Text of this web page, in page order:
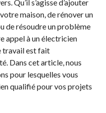
Qu’il s’agisse d’ajouter
maison, de rénover un
de résoudre un problème
appel à un électricien
travail est fait
Dans cet article, nous
pour lesquelles vous
qualifié pour vos projets